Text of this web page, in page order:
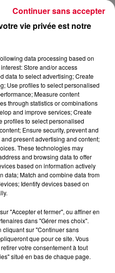
vie privée est notre
data processing based on
Store and/or access
data to select advertising; Create
Use profiles to select personalised
Measure content
through statistics or combinations
and improve services; Create
profiles to select personalised
Ensure security, prevent and
present advertising and content;
These technologies may
and browsing data to offer
based on information actively
data; Match and combine data from
Identify devices based on
"Accepter et fermer", ou affiner en
dans "Gérer mes choix".
cliquant sur "Continuer sans
que pour ce site. Vous
votre consentement à tout
situé en bas de chaque page.
Continuer sans accepter